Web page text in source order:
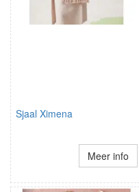
Sjaal Ximena
Meer info